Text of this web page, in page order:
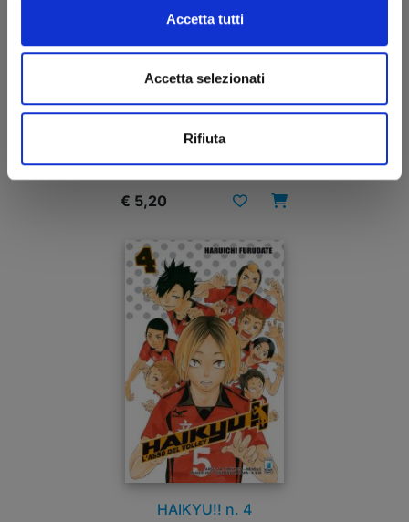
Accetta tutti
Accetta selezionati
Rifiuta
€ 5,20
HAIKYU!! n. 4